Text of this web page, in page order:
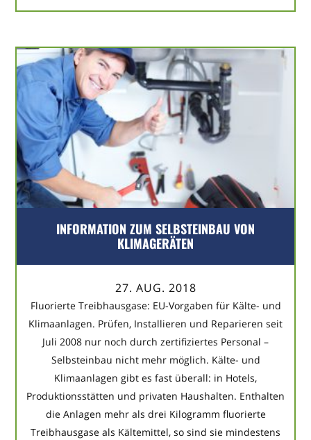
INFORMATION ZUM SELBSTEINBAU VON
KLIMAGERÄTEN
27. AUG. 2018
Fluorierte Treibhausgase: EU-Vorgaben für Kälte- und
Klimaanlagen. Prüfen, Installieren und Reparieren seit
Juli 2008 nur noch durch zertifiziertes Personal –
Selbsteinbau nicht mehr möglich. Kälte- und
Klimaanlagen gibt es fast überall: in Hotels,
Produktionsstätten und privaten Haushalten. Enthalten
die Anlagen mehr als drei Kilogramm fluorierte
Treibhausgase als Kältemittel, so sind sie mindestens